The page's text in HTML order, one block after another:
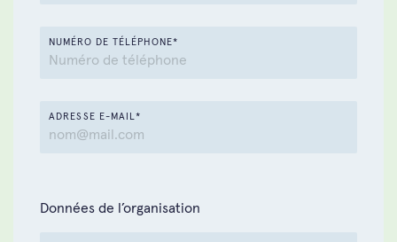
NUMÉRO DE TÉLÉPHONE*
ADRESSE E-MAIL*
Données de l’organisation